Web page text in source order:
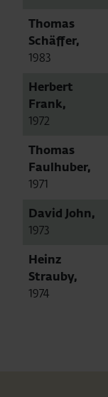
Thomas
Schäffer,
1983
Herbert
Frank,
1972
Thomas
Faulhuber,
1971
David John,
1973
Heinz
Strauby,
1974